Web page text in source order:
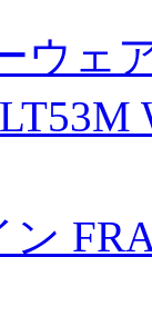
ウェ
ン